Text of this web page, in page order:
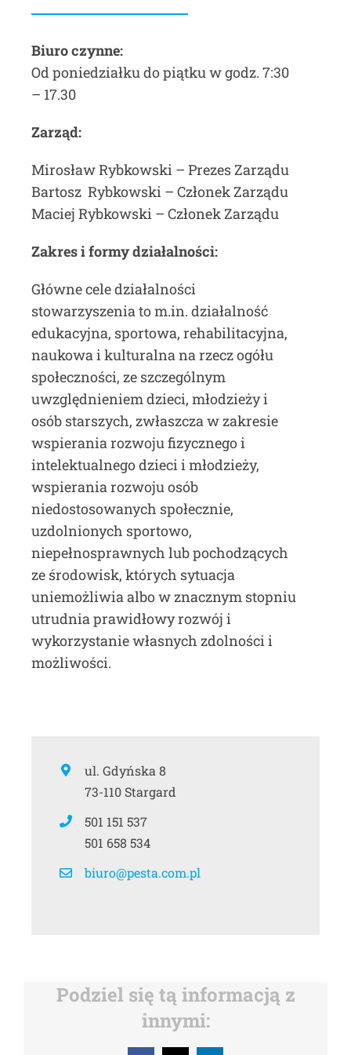
Biuro czynne:
Od poniedziałku do piątku w godz. 7:30
– 17.30
Zarząd:
Mirosław Rybkowski – Prezes Zarządu
Bartosz Rybkowski – Członek Zarządu
Maciej Rybkowski – Członek Zarządu
Zakres i formy działalności:
Główne cele działalności
stowarzyszenia to m.in. działalność
edukacyjna, sportowa, rehabilitacyjna,
naukowa i kulturalna na rzecz ogółu
społeczności, ze szczególnym
uwzględnieniem dzieci, młodzieży i
osób starszych, zwłaszcza w zakresie
wspierania rozwoju fizycznego i
intelektualnego dzieci i młodzieży,
wspierania rozwoju osób
niedostosowanych społecznie,
uzdolnionych sportowo,
niepełnosprawnych lub pochodzących
ze środowisk, których sytuacja
uniemożliwia albo w znacznym stopniu
utrudnia prawidłowy rozwój i
wykorzystanie własnych zdolności i
możliwości.
ul. Gdyńska 8
73-110 Stargard
501 151 537
501 658 534
biuro@pesta.com.pl
Podziel się tą informacją z
innymi: